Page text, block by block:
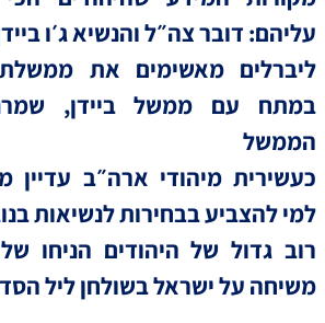
עליהם: דובר צה״ל והנשיא ג׳ו
ליברלים מאשימים את
במתח עם ממשל ביידן,
הממשל
כעשירית מיהודי ארה״ב עדיין
למי להצביע בבחירות לנשיאות
רוב גדול של היהודים הניחו
משיחה על ישראל בשולחן ליל